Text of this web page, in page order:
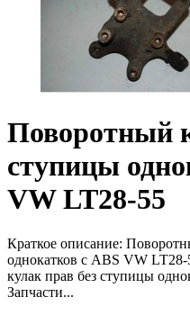
Поворотный
ступицы
VW LT28-55
Краткое описание:
однокатков с ABS VW
кулак прав без ступицы
Запчасти...